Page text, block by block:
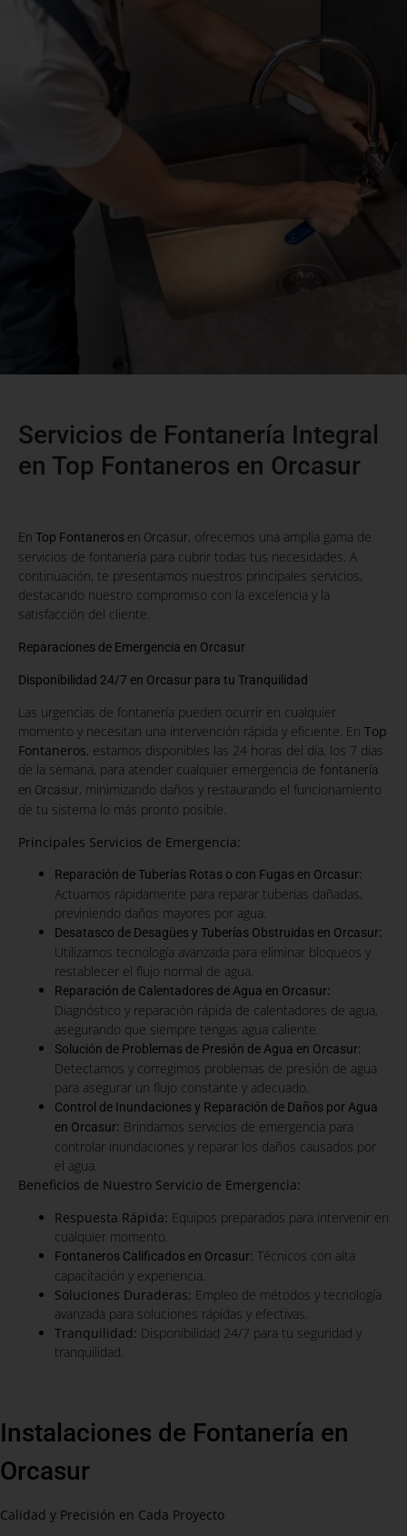
Servicios de Fontanería Integral
en Top Fontaneros en Orcasur
En Top Fontaneros en Orcasur, ofrecemos una amplia gama de
servicios de fontanería para cubrir todas tus necesidades. A
continuación, te presentamos nuestros principales servicios,
destacando nuestro compromiso con la excelencia y la
satisfacción del cliente.
Reparaciones de Emergencia en Orcasur
Disponibilidad 24/7 en Orcasur para tu Tranquilidad
Las urgencias de fontanería pueden ocurrir en cualquier
momento y necesitan una intervención rápida y eficiente. En Top
Fontaneros, estamos disponibles las 24 horas del día, los 7 días
de la semana, para atender cualquier emergencia de fontanería
en Orcasur, minimizando daños y restaurando el funcionamiento
de tu sistema lo más pronto posible.
Principales Servicios de Emergencia:
Reparación de Tuberías Rotas o con Fugas en Orcasur:
Actuamos rápidamente para reparar tuberías dañadas,
previniendo daños mayores por agua.
Desatasco de Desagües y Tuberías Obstruidas en Orcasur:
Utilizamos tecnología avanzada para eliminar bloqueos y
restablecer el flujo normal de agua.
Reparación de Calentadores de Agua en Orcasur:
Diagnóstico y reparación rápida de calentadores de agua,
asegurando que siempre tengas agua caliente.
Solución de Problemas de Presión de Agua en Orcasur:
Detectamos y corregimos problemas de presión de agua
para asegurar un flujo constante y adecuado.
Control de Inundaciones y Reparación de Daños por Agua
en Orcasur: Brindamos servicios de emergencia para
controlar inundaciones y reparar los daños causados por
el agua.
Beneficios de Nuestro Servicio de Emergencia:
Respuesta Rápida: Equipos preparados para intervenir en
cualquier momento.
Fontaneros Calificados en Orcasur: Técnicos con alta
capacitación y experiencia.
Soluciones Duraderas: Empleo de métodos y tecnología
avanzada para soluciones rápidas y efectivas.
Tranquilidad: Disponibilidad 24/7 para tu seguridad y
tranquilidad.
Instalaciones de Fontanería en
Orcasur
Calidad y Precisión en Cada Proyecto